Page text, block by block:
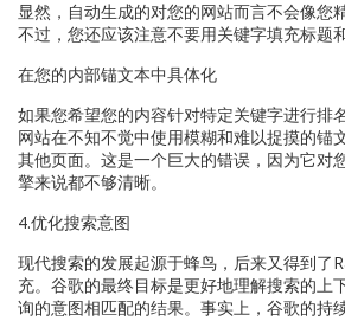
显然，自动生成的对您的网站而言不会像您
不过，您还应该注意不要用关键字填充标题和
在您的内部锚文本中具体化
如果您希望您的内容针对特定关键字进行排
网站在不知不觉中使用模糊和难以捉摸的锚
其他页面。这是一个巨大的错误，因为它对
擎来说都不够清晰。
4.优化搜索意图
现代搜索的发展起源于蜂鸟，后来又得到了
充。谷歌的最终目标是更好地理解搜索的上
询的意图相匹配的结果。事实上，谷歌的持